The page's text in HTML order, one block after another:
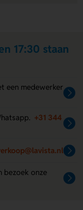
17:30 staan
een medewerker
+31 344
bezoek onze